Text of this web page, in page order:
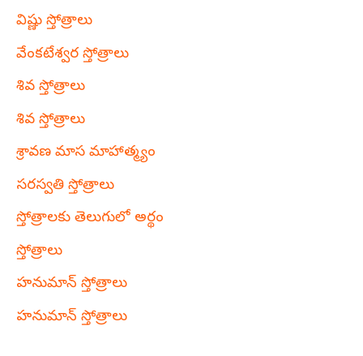
విష్ణు స్తోత్రాలు
వేంకటేశ్వర స్తోత్రాలు
శివ స్తోత్రాలు
శివ స్తోత్రాలు
శ్రావణ మాస మాహాత్మ్యం
సరస్వతి స్తోత్రాలు
స్తోత్రాలకు తెలుగులో అర్థం
స్తోత్రాలు
హనుమాన్ స్తోత్రాలు
హనుమాన్ స్తోత్రాలు